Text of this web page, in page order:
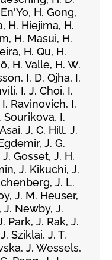
H. Gong,
H. Hiejima, H.
H. Masui, H.
H. Qu, H.
H. Valle, H. W.
I. D. Ojha, I.
I. J. Choi, I.
Ravinovich, I.
Sourikova, I.
J. C. Hill, J.
J. G.
Gosset, J. H.
J. Kikuchi, J.
J. L.
J. M. Heuser,
J. Newby, J.
Park, J. Rak, J.
Sziklai, J. T.
J. Wessels,